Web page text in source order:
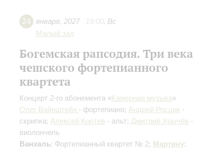
24 января, 2027 19:00, Вс
Малый зал
Богемская рапсодия. Три века
чешского фортепианного
квартета
Концерт 2-го абонемента «Камерная музыка»
Олег Вайнштейн - фортепиано; Андрей Росцик -
скрипка; Алексей Коптев - альт; Дмитрий Хрычёв -
виолончель
Ванхаль: Фортепианный квартет № 2; Мартину: